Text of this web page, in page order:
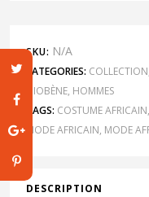
SKU: N/A
CATEGORIES: COLLECTION
DIOBÈNE, HOMMES
TAGS: COSTUME AFRICAIN,
MODE AFRICAIN, MODE
DESCRIPTION